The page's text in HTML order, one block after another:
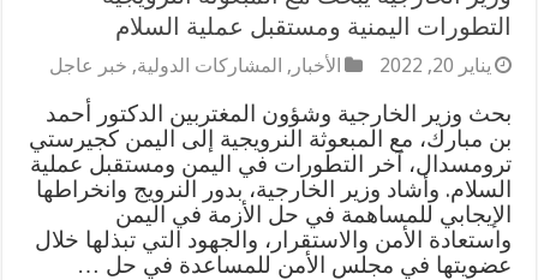
التطورات اليمنية ومستقبل عملية السلام
يناير 20, 2022 الأخبار , المشاركات الدولية, خبر عاجل
بحث وزير الخارجية وشؤون المغتربين الدكتور أحمد
بن مبارك، مع المبعوثة النرويجية إلى اليمن كجيرستي
ترومسدال، آخر التطورات في اليمن ومستقبل عملية
السلام. وأشاد وزير الخارجية، بدور النرويج وانخراطها
الإيجابي للمساهمة في حل الأزمة في اليمن
واستعادة الأمن والاستقرار، والجهود التي تبذلها خلال
عضويتها في مجلس الأمن للمساعدة في حل …